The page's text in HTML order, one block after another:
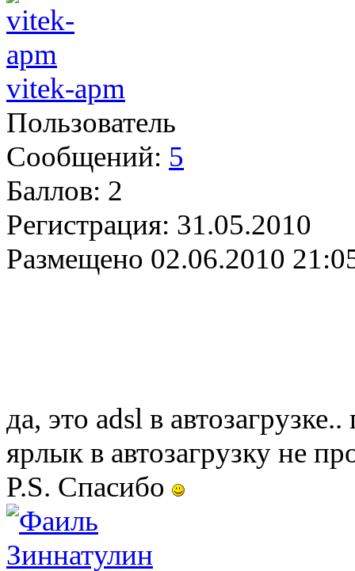
vitek-apm
Пользователь
Сообщений: 5
Баллов: 2
Регистрация: 31.05.2010
Размещено 02.06.2010
да, это adsl в
ярлык в автозагрузку не
P.S. Спасибо